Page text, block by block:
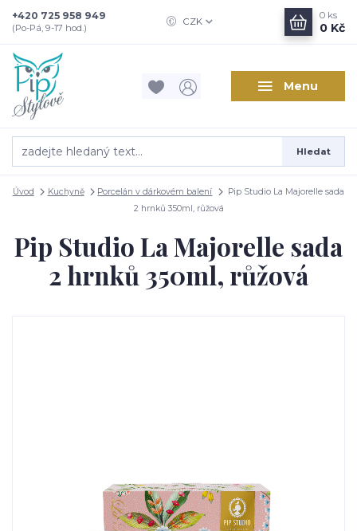
Menu
CZK
Hledat
+420 725 958 949
(Po-Pá, 9-17 hod.)
0 ks
0 Kč
Úvod Kuchyně Porcelán v dárkovém balení
Pip Studio La Majorelle sada
2 hrnků 350ml, růžová
Pip Studio La Majorelle sada
2 hrnků 350ml, růžová